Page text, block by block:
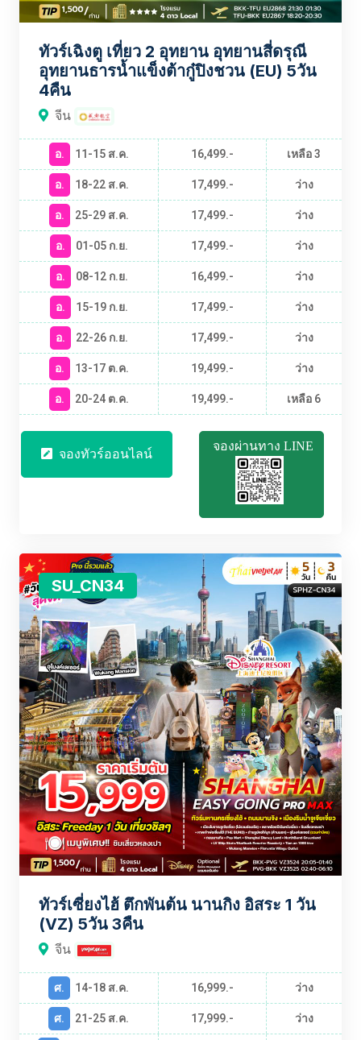
ทัวร์เฉิงตู เที่ยว 2 อุทยาน อุทยานสี่ดรุณี
อุทยานธารน้ำแข็งต้ากู๋ปิงชวน (EU) 5วัน
4คืน
จีน
อ. 11-15 ส.ค. 16,499.-
เหลือ 3
อ.
18-22 ส.ค. 17,499.-
ว่าง
อ.
25-29 ส.ค. 17,499.-
ว่าง
อ.
01-05 ก.ย. 17,499.-
ว่าง
อ.
08-12 ก.ย. 16,499.-
ว่าง
อ.
15-19 ก.ย. 17,499.-
ว่าง
อ.
22-26 ก.ย. 17,499.-
ว่าง
อ.
13-17 ต.ค. 19,499.-
ว่าง
อ.
20-24 ต.ค. 19,499.- เหลือ 6
จองทัวร์ออนไลน์ จองผ่านทาง LINE
SU_CN34
ทัวร์เซี่ยงไฮ้ ตึกพันต้น นานกิง อิสระ 1 วัน
(VZ) 5วัน 3คืน
จีน
ศ. 14-18 ส.ค. 16,999.-
ว่าง
ศ.
21-25 ส.ค. 17,999.-
ว่าง